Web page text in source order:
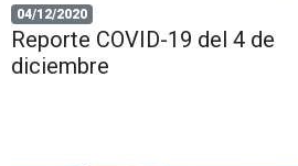
04/12/2020
Reporte COVID-19 del 4 de
diciembre